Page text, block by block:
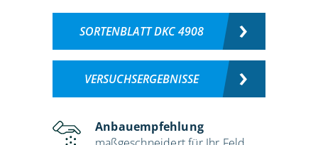
SORTENBLATT DKC 4908
VERSUCHSERGEBNISSE
Anbauempfehlung